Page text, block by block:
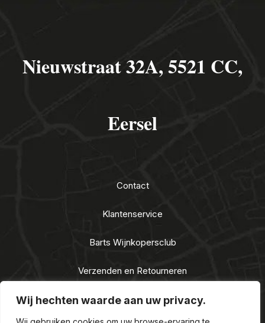
Wij hechten waarde aan uw privacy.
Nieuwstraat 32A, 5521 CC,
Eersel
Contact
Klantenservice
Barts Wijnkopersclub
Verzenden en Retourneren
Algemene voorwaarden